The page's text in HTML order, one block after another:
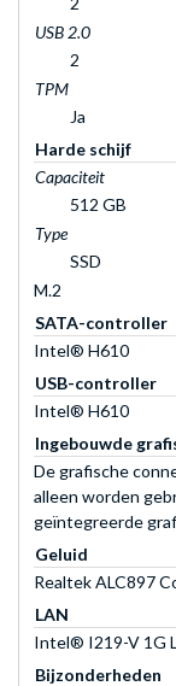
USB 2.0
2
TPM
Ja
Harde schijf
Capaciteit
512 GB
Type
SSD
M.2
SATA-controller
Intel® H610
USB-controller
Intel® H610
Ingebouwde
De grafische
alleen worden
geïntegreerde
Geluid
Realtek ALC897
LAN
Intel® I219-V 1G
Bijzonderheden